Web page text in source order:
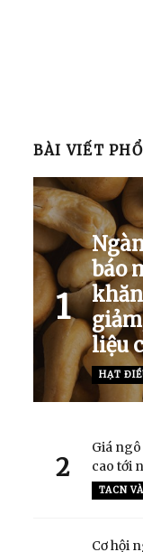
BÀI VIẾT
1
báo
liệu
HẠT
2
Giá
cao tới
TACN
Cơ hội